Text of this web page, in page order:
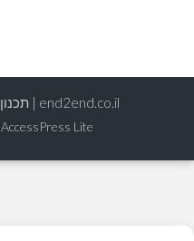
end2end.co.il | תכנון ועיצוב עד הפרט האחרון.
AccessPress Lite